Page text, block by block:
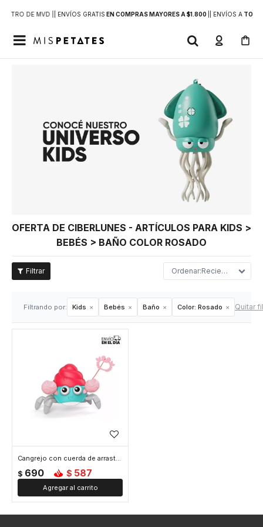
DE MVD | | ENVÍOS GRATIS EN COMPRAS MAYORES A $1.800 | ENVÍOS ATODO

OFERTA DE CIBERLUNES - ARTÍCULOS PARA KIDS >
BEBÉS > BAÑO COLOR ROSADO
Recientes
Filtrando por: Kids Bebés Baño Color: Rosado Quitar
Cangrejo con cuerda de arrastre apto agua - Rosado
$ 690 $ 587